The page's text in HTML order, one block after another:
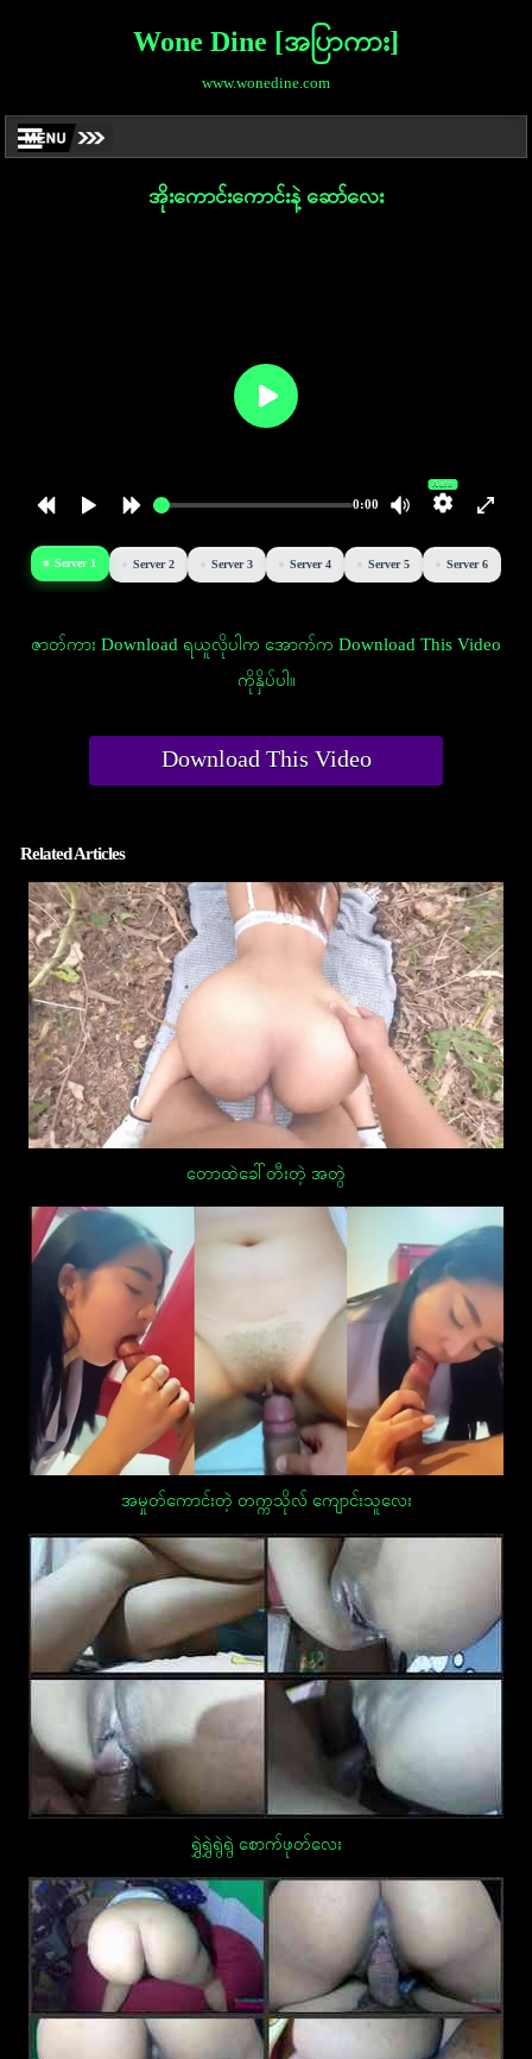
Wone Dine [အပြာကား]
www.wonedine.com
အိုးကောင်းကောင်းနဲ့ ဆော်လေး
0:00
Auto
Server 1 Server 2 Server 3 Server 4 Server 5 Server 6
ဇာတ်ကား Download ရယူလိုပါက အောက်က Download This Video
ကိုနှိပ်ပါ။
Download This Video
Related Articles
တောထဲခေါ်တီးတဲ့ အတွဲ
အမှုတ်ကောင်းတဲ့ တက္ကသိုလ် ကျောင်းသူလေး
ရွှဲရွှဲရွဲရွဲ စောက်ဖုတ်လေး